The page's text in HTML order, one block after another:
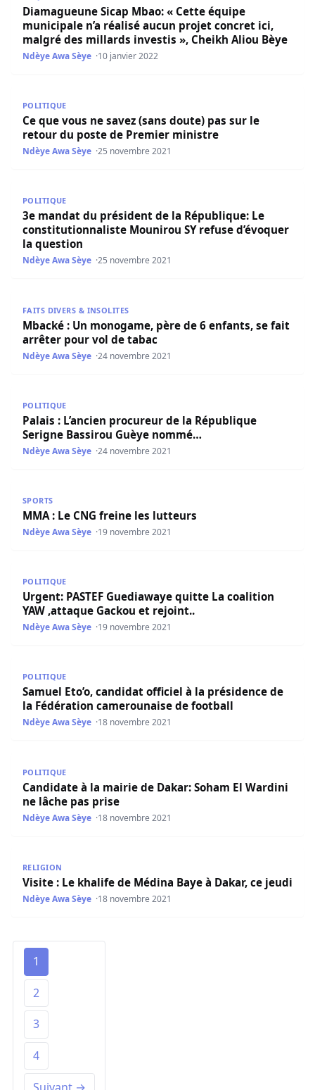
Diamagueune Sicap Mbao: « Cette équipe
municipale n’a réalisé aucun projet concret ici,
malgré des millards investis », Cheikh Aliou Bèye
Ndèye Awa Sèye 10 janvier 2022
POLITIQUE
Ce que vous ne savez (sans doute) pas sur le
retour du poste de Premier ministre
Ndèye Awa Sèye 25 novembre 2021
POLITIQUE
3e mandat du président de la République: Le
constitutionnaliste Mounirou SY refuse d’évoquer
la question
Ndèye Awa Sèye 25 novembre 2021
FAITS DIVERS & INSOLITES
Mbacké : Un monogame, père de 6 enfants, se fait
arrêter pour vol de tabac
Ndèye Awa Sèye 24 novembre 2021
POLITIQUE
Palais : L’ancien procureur de la République
Serigne Bassirou Guèye nommé…
Ndèye Awa Sèye 24 novembre 2021
SPORTS
MMA : Le CNG freine les lutteurs
Ndèye Awa Sèye 19 novembre 2021
POLITIQUE
Urgent: PASTEF Guediawaye quitte La coalition
YAW ,attaque Gackou et rejoint..
Ndèye Awa Sèye 19 novembre 2021
POLITIQUE
Samuel Eto’o, candidat officiel à la présidence de
la Fédération camerounaise de football
Ndèye Awa Sèye 18 novembre 2021
POLITIQUE
Candidate à la mairie de Dakar: Soham El Wardini
ne lâche pas prise
Ndèye Awa Sèye 18 novembre 2021
RELIGION
Visite : Le khalife de Médina Baye à Dakar, ce jeudi
Ndèye Awa Sèye 18 novembre 2021
1
2
3
4
Suivant →